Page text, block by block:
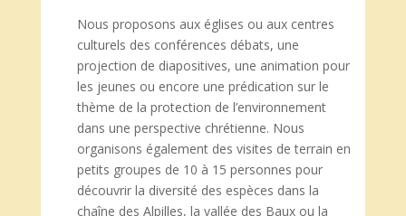
Nous proposons aux églises ou aux centres
culturels des conférences débats, une
projection de diapositives, une animation pour
les jeunes ou encore une prédication sur le
thème de la protection de l’environnement
dans une perspective chrétienne. Nous
organisons également des visites de terrain en
petits groupes de 10 à 15 personnes pour
découvrir la diversité des espèces dans la
chaîne des Alpilles, la vallée des Baux ou la